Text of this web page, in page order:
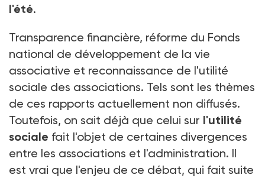
l'été.
Transparence financière, réforme du Fonds
national de développement de la vie
associative et reconnaissance de l'utilité
sociale des associations. Tels sont les thèmes
de ces rapports actuellement non diffusés.
Toutefois, on sait déjà que celui sur l'utilité
sociale fait l'objet de certaines divergences
entre les associations et l'administration. Il
est vrai que l'enjeu de ce débat, qui fait suite